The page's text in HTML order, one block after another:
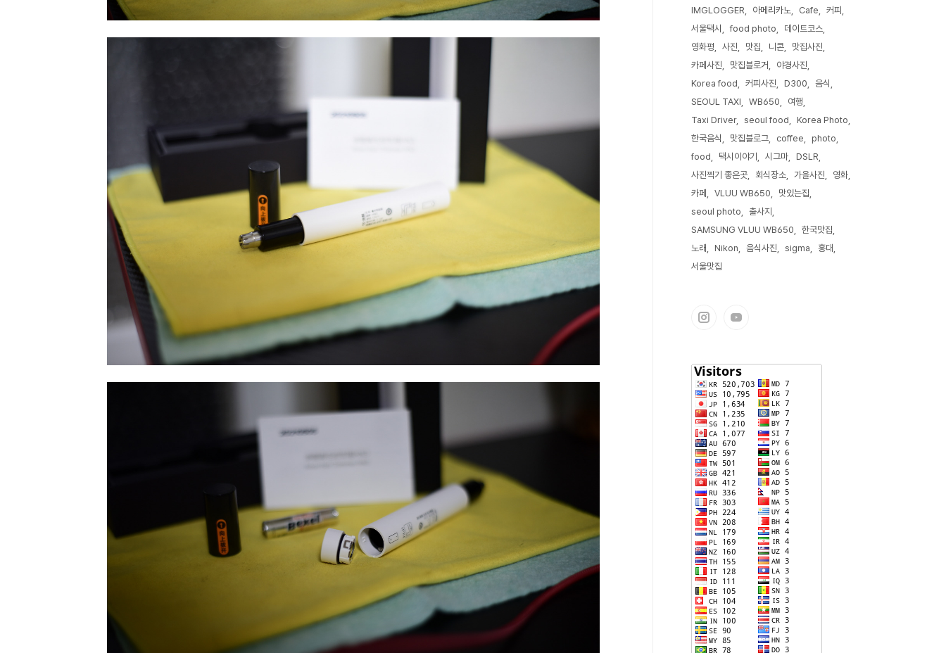
IMGLOGGER 아메리카노 Cafe
커피
서울택시
food photo
데이트코스
영화평
사진 맛집 니콘
맛집사진
카페사진
맛집블로거
야경사진
Korea food
커피사진 D300
음식
SEOUL TAXI
WB650
여행
Taxi Driver
seoul food
Korea Photo
한국음식
맛집블로그 coffee
photo
food
택시이야기 시그마
DSLR
사진찍기 좋은곳
회식장소 가을사진
영화
카페
VLUU WB650
맛있는집
seoul photo
출사지
SAMSUNG VLUU WB650
한국맛집
노래
Nikon 음식사진 sigma
홍대
서울맛집